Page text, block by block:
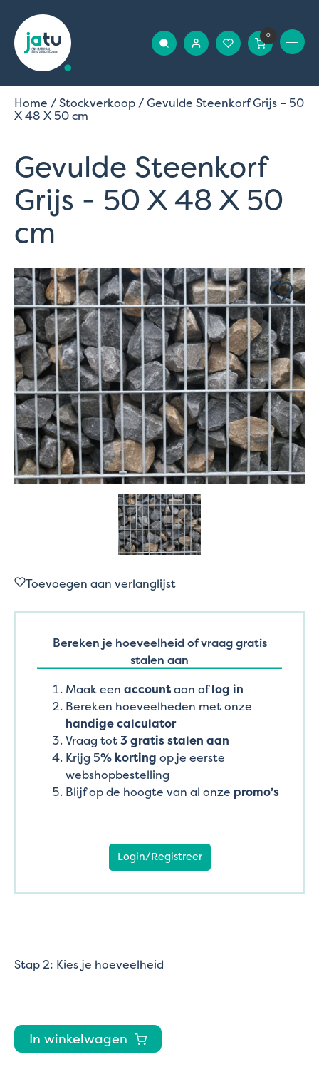
0
Home /Stockverkoop/ Gevulde Steenkorf Grijs – 50
X 48 X 50 cm
Gevulde Steenkorf
Grijs - 50 X 48 X 50
cm
Toevoegen aan verlanglijst
Bereken je hoeveelheid of vraag gratis
stalen aan
Maak een accountaan oflog in
Bereken hoeveelheden met onze
handige calculator
Vraag tot3 gratis stalen aan
Krijg 5% korting op je eerste
webshopbestelling
Blijf op de hoogte van al onze promo’s
Login/Registreer
Stap 2: Kies je hoeveelheid
In winkelwagen